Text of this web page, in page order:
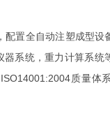
配置全自动注塑成型设
器系统，重力计算系统
质量体